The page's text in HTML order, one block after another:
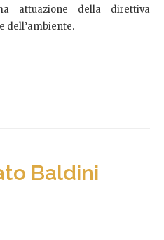
attuazione della direttiva
dell’ambiente.
Baldini